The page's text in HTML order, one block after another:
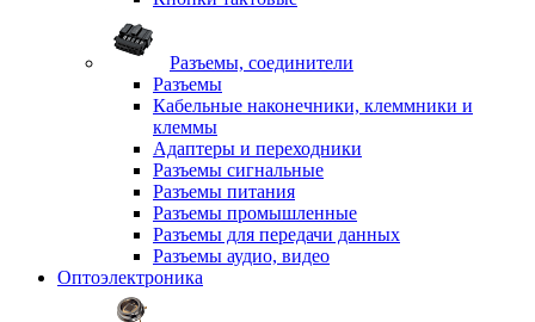
Разъемы, соединители
Разъемы
Кабельные наконечники, клеммники и
клеммы
Адаптеры и переходники
Разъемы сигнальные
Разъемы питания
Разъемы промышленные
Разъемы для передачи данных
Разъемы аудио, видео
Оптоэлектроника